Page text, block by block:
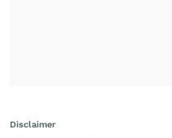
Disclaimer